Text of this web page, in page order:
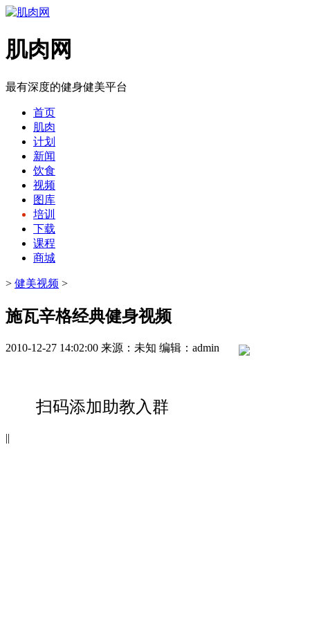
肌肉网
最有深度的健身健美平台
首页
肌肉
计划
新闻
饮食
视频
图库
培训
下载
课程
商城
> 健美视频 >
施瓦辛格经典健身视频
2010-12-27 14:02:00 来源：未知 编辑：admin
扫码添加助教入群
||